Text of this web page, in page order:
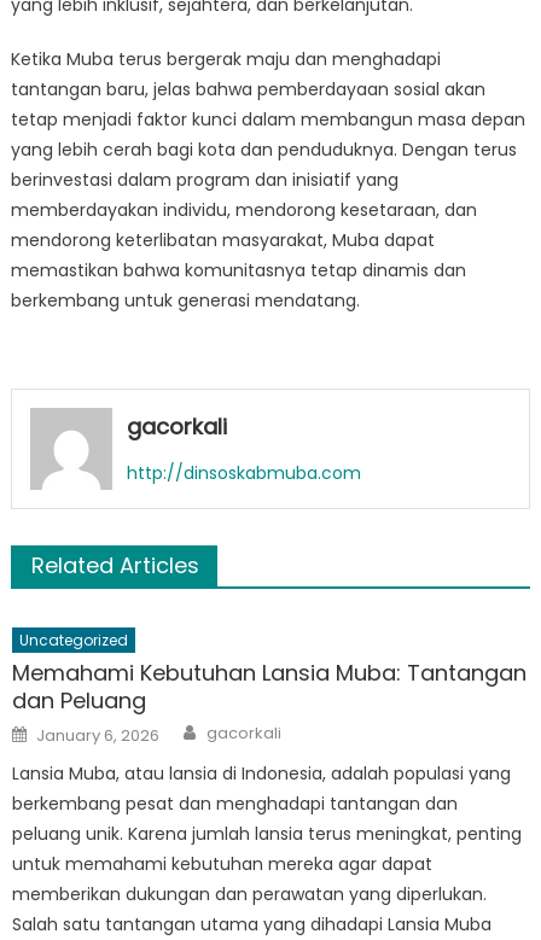
yang lebih inklusif, sejahtera, dan berkelanjutan.
Ketika Muba terus bergerak maju dan menghadapi
tantangan baru, jelas bahwa pemberdayaan sosial akan
tetap menjadi faktor kunci dalam membangun masa depan
yang lebih cerah bagi kota dan penduduknya. Dengan terus
berinvestasi dalam program dan inisiatif yang
memberdayakan individu, mendorong kesetaraan, dan
mendorong keterlibatan masyarakat, Muba dapat
memastikan bahwa komunitasnya tetap dinamis dan
berkembang untuk generasi mendatang.
gacorkali
http://dinsoskabmuba.com
Related Articles
Uncategorized
Memahami Kebutuhan Lansia Muba: Tantangan
dan Peluang
Posted
on
January 6, 2026 Author
gacorkali
Lansia Muba, atau lansia di Indonesia, adalah populasi yang
berkembang pesat dan menghadapi tantangan dan
peluang unik. Karena jumlah lansia terus meningkat, penting
untuk memahami kebutuhan mereka agar dapat
memberikan dukungan dan perawatan yang diperlukan.
Salah satu tantangan utama yang dihadapi Lansia Muba